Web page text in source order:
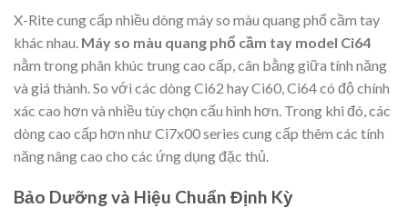
X-Rite cung cấp nhiều dòng máy so màu quang phổ cầm tay
khác nhau. Máy so màu quang phổ cầm tay model Ci64
nằm trong phân khúc trung cao cấp, cân bằng giữa tính năng
và giá thành. So với các dòng Ci62 hay Ci60, Ci64 có độ chính
xác cao hơn và nhiều tùy chọn cấu hình hơn. Trong khi đó, các
dòng cao cấp hơn như Ci7x00 series cung cấp thêm các tính
năng nâng cao cho các ứng dụng đặc thủ.
Bảo Dưỡng và Hiệu Chuẩn Định Kỳ